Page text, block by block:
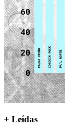
+ Leídas